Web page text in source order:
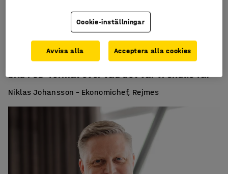
Inredningsförslaget från AJ Produkter var
väldigt bra uppritat. Vi fick en tydlig och klar
bild i 3D-format över vad det var vi skulle få.
Niklas Johansson – Ekonomichef, Rejmes
Cookie-inställningar
Avvisa alla Acceptera alla cookies